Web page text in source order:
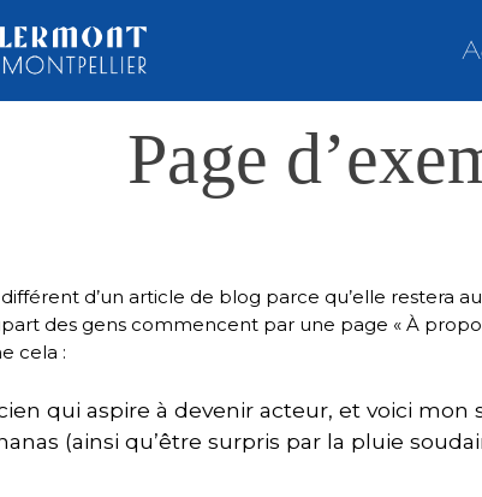
Page
différent d’un article de blog parce qu’elle restera
des gens commencent par une page « À
cela :
qui aspire à devenir acteur, et voici mon
(ainsi qu’être surpris par la pluie